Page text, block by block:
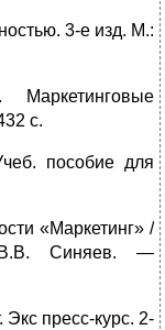
3-е изд. М.:
с.
пособие для
«Маркетинг» /
Синяев. —
пресс-курс. 2-